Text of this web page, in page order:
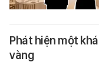
Phát hiện một
vàng